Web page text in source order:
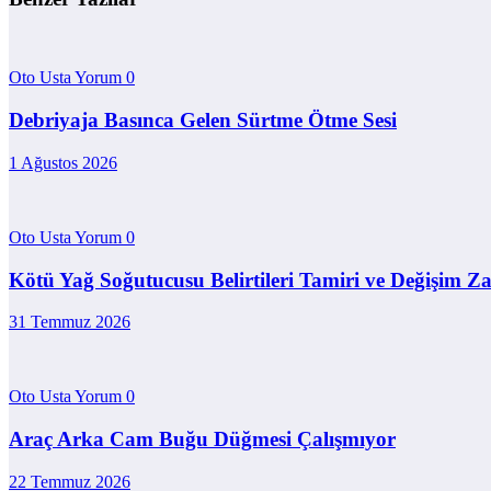
Oto Usta Yorum 0
Debriyaja Basınca Gelen Sürtme Ötme Sesi
1 Ağustos 2026
Oto Usta Yorum 0
Kötü Yağ Soğutucusu Belirtileri Tamiri ve Değişim
31 Temmuz 2026
Oto Usta Yorum 0
Araç Arka Cam Buğu Düğmesi Çalışmıyor
22 Temmuz 2026